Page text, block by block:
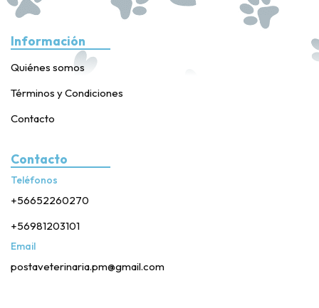
Información
Quiénes somos
Términos y Condiciones
Contacto
Contacto
Teléfonos
+56652260270
+56981203101
Email
postaveterinaria.pm@gmail.com